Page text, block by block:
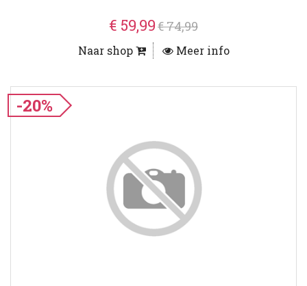
€ 59,99€ 74,99
Naar shop Meer info
-20%